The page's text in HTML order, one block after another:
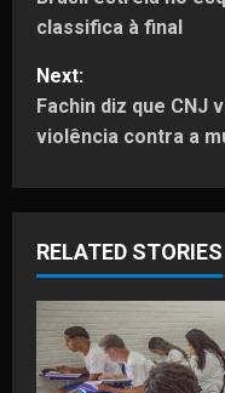
s
t
a
v
i
g
classifica à final
Next:
Fachin diz que CNJ
violência contra a
RELATED STORIES